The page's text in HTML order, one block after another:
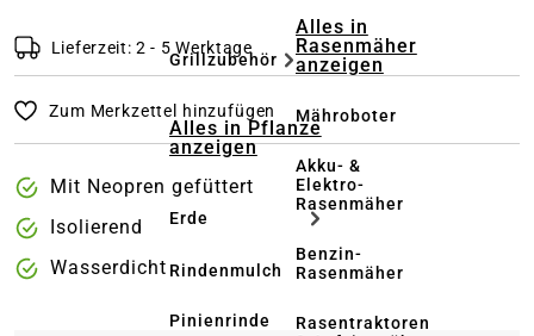
Grillzubehör
Alles in Pflanze
anzeigen
Erde
Rindenmulch
Pinienrinde
Alles in
Rasenmäher
anzeigen
Mähroboter
Akku- &
Elektro-
Rasenmäher
Benzin-
Rasenmäher
Rasentraktoren
Lieferzeit: 2 - 5 Werktage
Zum Merkzettel hinzufügen
Mit Neopren gefüttert
Isolierend
Wasserdicht